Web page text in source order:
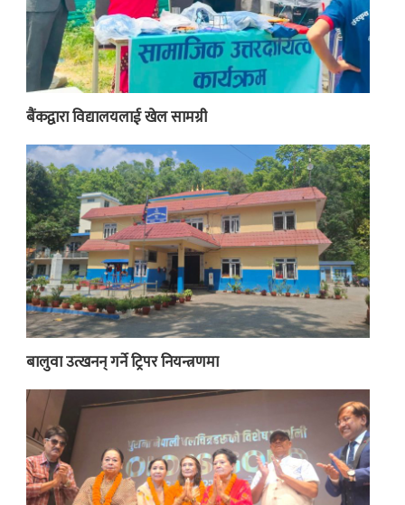
बैंकद्वारा विद्यालयलाई खेल सामग्री
बालुवा उत्खनन् गर्ने ट्रिपर नियन्त्रणमा